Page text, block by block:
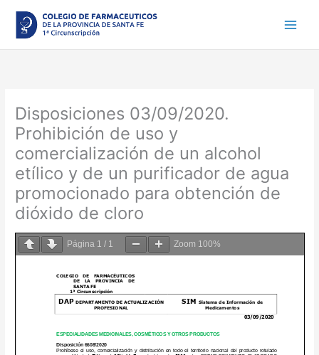
contenido
Disposiciones 03/09/2020.
Prohibición de uso y
comercialización de un alcohol
etílico y de un purificador de agua
promocionado para obtención de
dióxido de cloro
Página 1 / 1 Zoom 100%